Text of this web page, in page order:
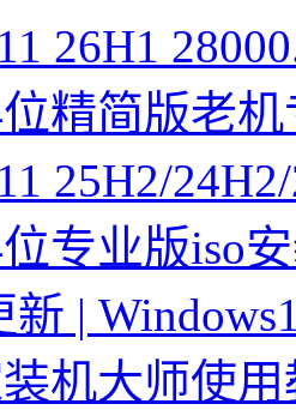
26H1
精简版老
25H2/
专业版iso
新 |
机大师使